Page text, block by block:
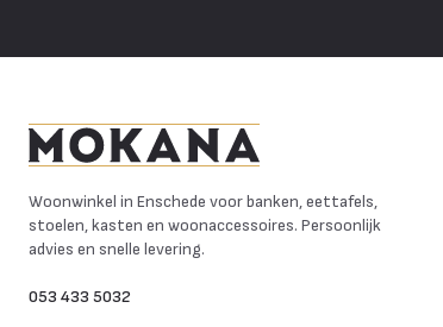
Woonwinkel in Enschede voor banken, eettafels,
stoelen, kasten en woonaccessoires. Persoonlijk
advies en snelle levering.
053 433 5032